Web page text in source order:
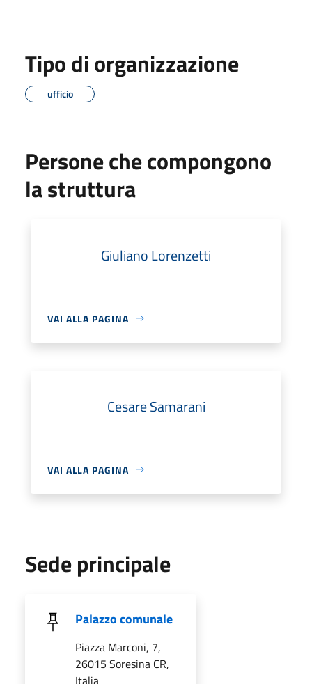
Tipo di organizzazione
ufficio
Persone che compongono
la struttura
Giuliano Lorenzetti
VAI ALLA PAGINA
Cesare Samarani
VAI ALLA PAGINA
Sede principale
Palazzo comunale
Piazza Marconi, 7,
26015 Soresina CR,
Italia